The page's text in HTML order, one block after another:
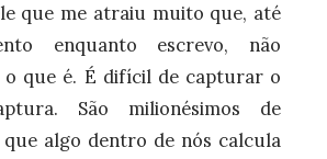
que me atraiu muito que, até
enquanto escrevo, não
o que é. É difícil de capturar o
São milionésimos de
que algo dentro de nós calcula